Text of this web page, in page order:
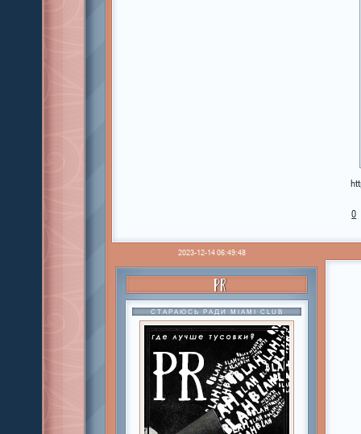
0
2023-12-14 06:49:48
PR
СТАРАЮСЬ РАДИ MIAMI CLUB